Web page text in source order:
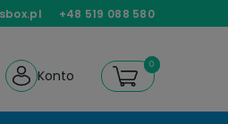
+48 519 088 580
Konto